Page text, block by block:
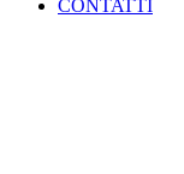
CONTATTI